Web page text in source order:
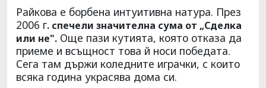
Райкова е борбена интуитивна натура. През
2006 г. спечели значителна сума от „Сделка
или не". Още пази кутията, която отказа да
приеме и всъщност това й носи победата.
Сега там държи коледните играчки, с които
всяка година украсява дома си.